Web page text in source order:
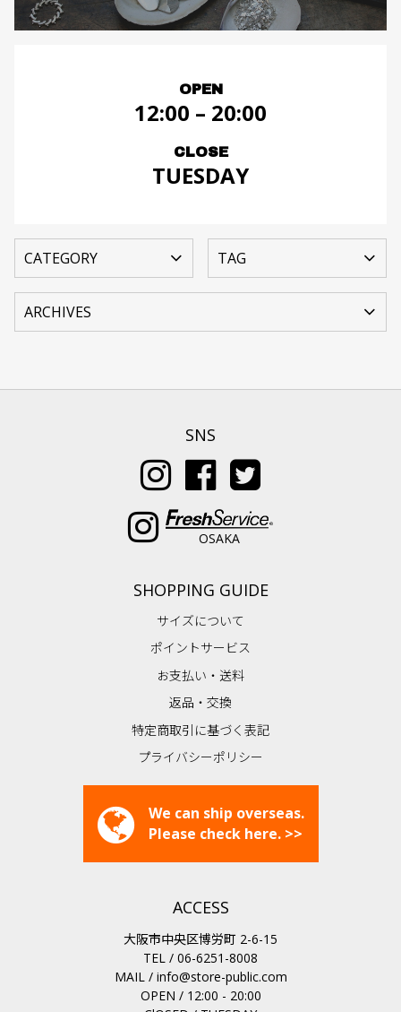
OPEN
12:00 – 20:00
CLOSE
TUESDAY
SNS
OSAKA
SHOPPING GUIDE
サイズについて
ポイントサービス
お支払い・送料
返品・交換
特定商取引に基づく表記
プライバシーポリシー
We can ship overseas.
Please check here. >>
ACCESS
大阪市中央区博労町 2-6-15
TEL / 06-6251-8008
MAIL / info@store-public.com
OPEN / 12:00 - 20:00